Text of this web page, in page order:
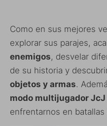
Como en sus mejores
explorar sus parajes,
enemigos, desvelar
de su historia y
objetos y armas.
modo multijugador JcJ
enfrentarnos en